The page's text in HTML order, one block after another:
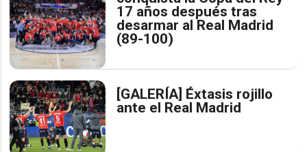
17 años después tras
desarmar al Real Madrid
(89-100)
[GALERÍA] Éxtasis rojillo
ante el Real Madrid